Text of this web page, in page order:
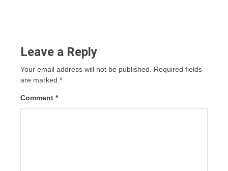
Leave a Reply
Your email address will not be published.
Required fields
are marked *
Comment *